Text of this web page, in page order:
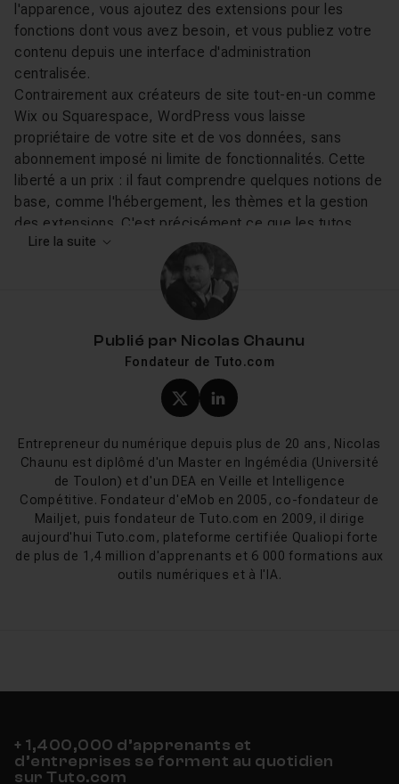
l'apparence, vous ajoutez des extensions pour les
fonctions dont vous avez besoin, et vous publiez votre
contenu depuis une interface d'administration
centralisée.
Contrairement aux créateurs de site tout-en-un comme
Wix ou Squarespace, WordPress vous laisse
propriétaire de votre site et de vos données, sans
abonnement imposé ni limite de fonctionnalités. Cette
liberté a un prix : il faut comprendre quelques notions de
base, comme l'hébergement, les thèmes et la gestion
des extensions. C'est précisément ce que les tutos
vidéo permettent d'acquérir rapidement, sans passer
par une documentation technique aride.
Ce que vous allez apprendre sur
Tuto.com
Nos tutos WordPress couvrent tout le cycle de vie d'un
site. Vous démarrez avec l'
installation de WordPress
la prise en main de l'interface, puis vous personnalisez
l'apparence avec le choix et la configuration d'un
thème WordPress. Carl Brison vous guide sur la création
d'un thème sur mesure et sur lasécurité de votre site
un sujet trop souvent négligé qui protège votre travail
des piratages.
Côté fonctionnalités, vous apprenez à tirer parti des
extensions WordPresspour ajouter formulaires,
répandu, nostutos Elementorcomplètent idéalement
formations WordPress complètesstructurent un
parcours du débutant au niveau professionnel.
Lire la suite
Publié par Nicolas Chaunu
Fondateur de Tuto.com
Profil X (twitter) de
Profil LinkedIn de
Entrepreneur du numérique depuis plus de 20 ans, Nicolas
Chaunu est diplômé d'un Master en Ingémédia (Université
de Toulon) et d'un DEA en Veille et Intelligence
Compétitive. Fondateur d'eMob en 2005, co-fondateur de
Mailjet, puis fondateur de Tuto.com en 2009, il dirige
aujourd'hui Tuto.com, plateforme certifiée Qualiopi forte
de plus de 1,4 million d'apprenants et 6 000 formations aux
outils numériques et à l'IA.
+ 1,400,000 d’apprenants et
d’entreprises se forment au quotidien
sur Tuto.com